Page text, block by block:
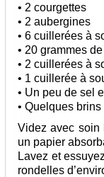
• 2 courgettes
• 2 aubergines
• 6 cuillerées à
• 20 grammes
• 2 cuillerées à
• 1 cuillerée à
• Un peu de sel
• Quelques brins
Videz avec soin
un papier
Lavez et
rondelles